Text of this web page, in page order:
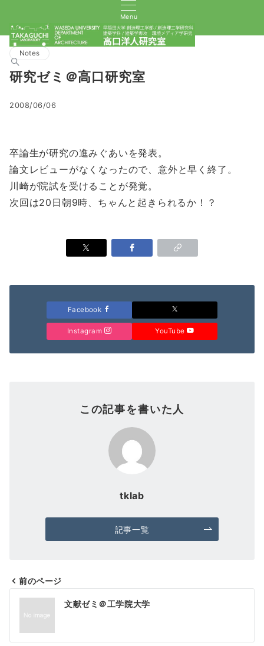
Menu
Notes
研究ゼミ＠高口研究室
2008/06/06
卒論生が研究の進みぐあいを発表。
論文レビューがなくなったので、意外と早く終了。
川崎が院試を受けることが発覚。
次回は20日朝9時、ちゃんと起きられるか！？
Facebook
Instagram YouTube
この記事を書いた人
tklab
記事一覧
投
ナ
前のページ
文献ゼミ＠工学院大学